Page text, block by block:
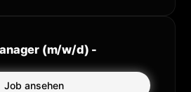
(m/w/d) -
Job ansehen